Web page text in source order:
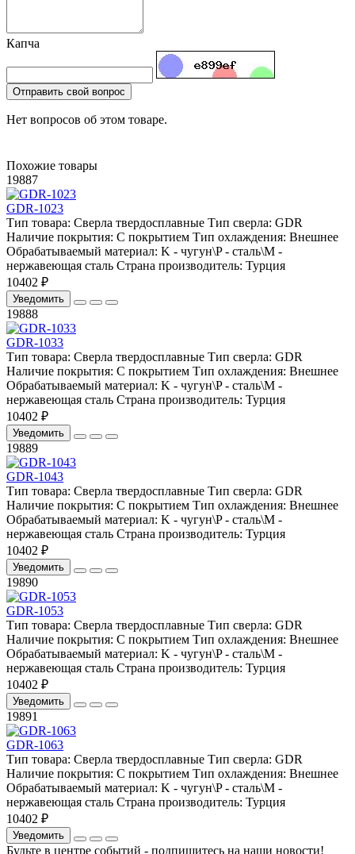
Капча
Отправить свой вопрос
Нет вопросов об этом товаре.
Похожие товары
19887
GDR-1023
Тип товара: Сверла твердосплавные Тип сверла: GDR
Наличие покрытия: С покрытием Тип охлаждения: Внешнее
Обрабатываемый материал: K - чугун\P - сталь\М -
нержавеющая сталь Страна производитель: Турция
10402 ₽
Уведомить
19888
GDR-1033
Тип товара: Сверла твердосплавные Тип сверла: GDR
Наличие покрытия: С покрытием Тип охлаждения: Внешнее
Обрабатываемый материал: K - чугун\P - сталь\М -
нержавеющая сталь Страна производитель: Турция
10402 ₽
Уведомить
19889
GDR-1043
Тип товара: Сверла твердосплавные Тип сверла: GDR
Наличие покрытия: С покрытием Тип охлаждения: Внешнее
Обрабатываемый материал: K - чугун\P - сталь\М -
нержавеющая сталь Страна производитель: Турция
10402 ₽
Уведомить
19890
GDR-1053
Тип товара: Сверла твердосплавные Тип сверла: GDR
Наличие покрытия: С покрытием Тип охлаждения: Внешнее
Обрабатываемый материал: K - чугун\P - сталь\М -
нержавеющая сталь Страна производитель: Турция
10402 ₽
Уведомить
19891
GDR-1063
Тип товара: Сверла твердосплавные Тип сверла: GDR
Наличие покрытия: С покрытием Тип охлаждения: Внешнее
Обрабатываемый материал: K - чугун\P - сталь\М -
нержавеющая сталь Страна производитель: Турция
10402 ₽
Уведомить
Будьте в центре событий - подпишитесь на наши новости!